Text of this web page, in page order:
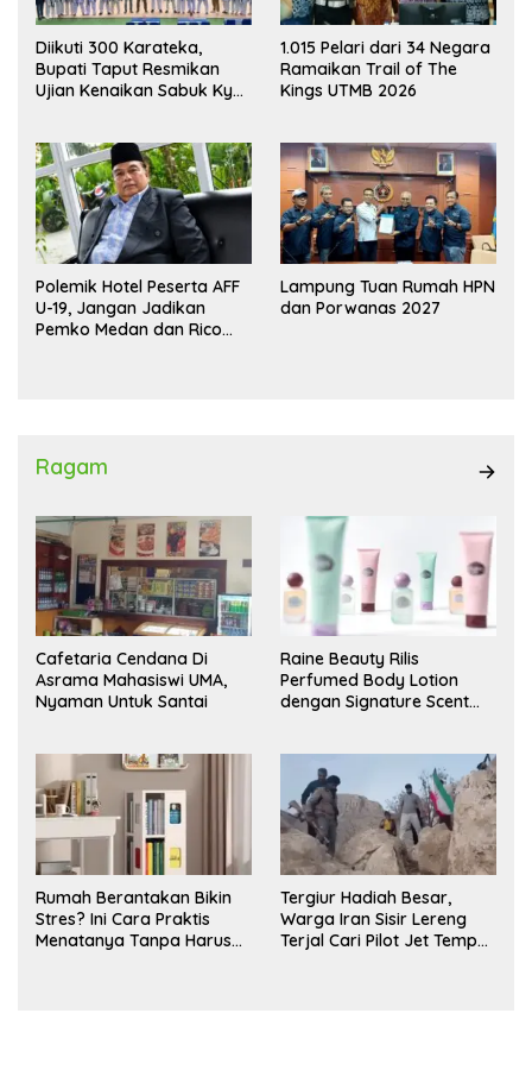
Diikuti 300 Karateka,
Bupati Taput Resmikan
Ujian Kenaikan Sabuk Kyu
1.015 Pelari dari 34 Negara
Ramaikan Trail of The
Kings UTMB 2026
Polemik Hotel Peserta AFF
U-19, Jangan Jadikan
Pemko Medan dan Rico
Lampung Tuan Rumah HPN
dan Porwanas 2027
Ragam
Cafetaria Cendana Di
Asrama Mahasiswi UMA,
Nyaman Untuk Santai
Raine Beauty Rilis
Perfumed Body Lotion
dengan Signature Scent
Rumah Berantakan Bikin
Stres? Ini Cara Praktis
Menatanya Tanpa Harus
Tergiur Hadiah Besar,
Warga Iran Sisir Lereng
Terjal Cari Pilot Jet Tempur